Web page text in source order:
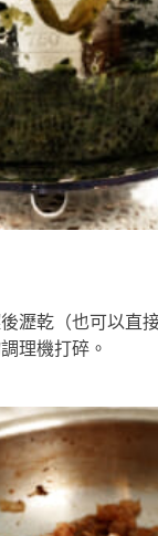
瀝乾（也可以直
理機打碎。